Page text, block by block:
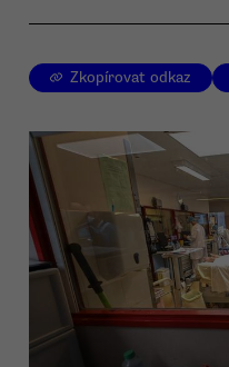
Zkopírovat odkaz